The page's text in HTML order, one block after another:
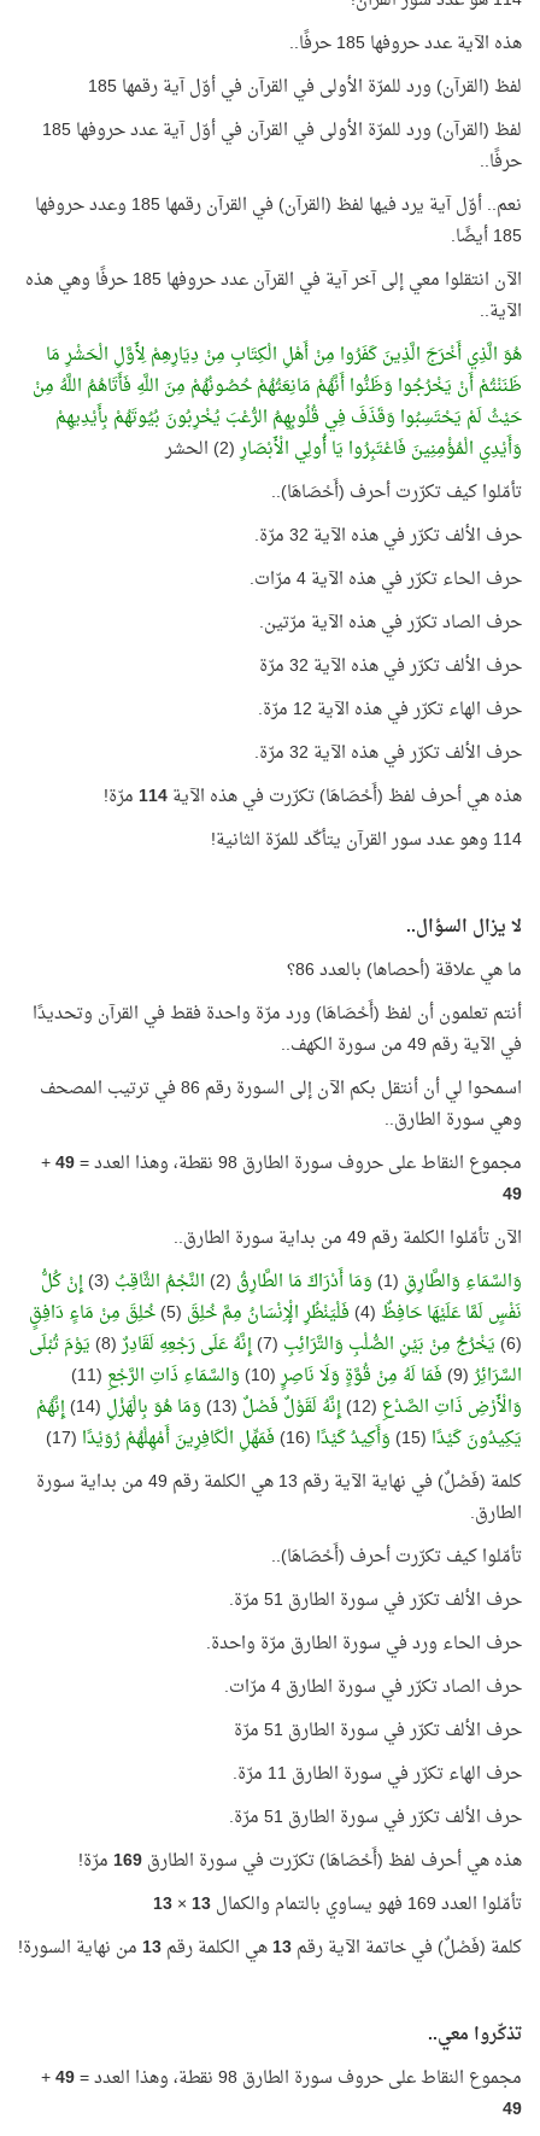
هذه الآية عدد حروفها 185 حرفًا..
لفظ (القرآن) ورد للمرّة الأولى في القرآن في أوّل آية رقمها 185
لفظ (القرآن) ورد للمرّة الأولى في القرآن في أوّل آية عدد حروفها 185
حرفًا..
نعم.. أوّل آية يرد فيها لفظ (القرآن) في القرآن رقمها 185 وعدد حروفها
185 أيضًا.
الآن انتقلوا معي إلى آخر آية في القرآن عدد حروفها 185 حرفًا وهي هذه
الآية..
هُوَ الَّذِي أَخْرَجَ الَّذِينَ كَفَرُوا مِنْ أَهْلِ الْكِتَابِ مِنْ دِيَارِهِمْ لِأَوَّلِ الْحَشْرِ مَا
ظَنَنْتُمْ أَنْ يَخْرُجُوا وَظَنُّوا أَنَّهُمْ مَانِعَتُهُمْ حُصُونُهُمْ مِنَ اللَّهِ فَأَتَاهُمُ اللَّهُ مِنْ
حَيْثُ لَمْ يَحْتَسِبُوا وَقَذَفَ فِي قُلُوبِهِمُ الرُّعْبَ يُخْرِبُونَ بُيُوتَهُمْ بِأَيْدِيهِمْ
وَأَيْدِي الْمُؤْمِنِينَ فَاعْتَبِرُوا يَا أُولِي الْأَبْصَارِ(2) الحشر
تأمّلوا كيف تكرّرت أحرف (أَحْصَاهَا)..
حرف الألف تكرّر في هذه الآية 32 مرّة.
حرف الحاء تكرّر في هذه الآية 4 مرّات.
حرف الصاد تكرّر في هذه الآية مرّتين.
حرف الألف تكرّر في هذه الآية 32 مرّة
حرف الهاء تكرّر في هذه الآية 12 مرّة.
حرف الألف تكرّر في هذه الآية 32 مرّة.
هذه هي أحرف لفظ (أَحْصَاهَا) تكرّرت في هذه الآية114مرّة!
114 وهو عدد سور القرآن يتأكّد للمرّة الثانية!
لا يزال السؤال..
ما هي علاقة (أحصاها) بالعدد 86؟
أنتم تعلمون أن لفظ (أَحْصَاهَا) ورد مرّة واحدة فقط في القرآن وتحديدًا
في الآية رقم 49 من سورة الكهف..
اسمحوا لي أن أنتقل بكم الآن إلى السورة رقم 86 في ترتيب المصحف
وهي سورة الطارق..
مجموع النقاط على حروف سورة الطارق 98 نقطة، وهذا العدد =
49
+
49
الآن تأمّلوا الكلمة رقم 49 من بداية سورة الطارق..
وَالسَّمَاءِ وَالطَّارِقِ (1) وَمَا أَدْرَاكَ مَا الطَّارِقُ (2) النَّجْمُ الثَّاقِبُ (3)
إِنْ كُلُّ
نَفْسٍ لَمَّا عَلَيْهَا حَافِظٌ(4) فَلْيَنْظُرِ الْإِنْسَانُ مِمَّ خُلِقَ (5)
خُلِقَ مِنْ مَاءٍ دَافِقٍ
(6)
يَخْرُجُ مِنْ بَيْنِ الصُّلْبِ وَالتَّرَائِبِ (7) إِنَّهُ عَلَى رَجْعِهِ لَقَادِرٌ(8)
يَوْمَ تُبْلَى
السَّرَائِرُ(9) فَمَا لَهُ مِنْ قُوَّةٍ وَلَا نَاصِرٍ(10) وَالسَّمَاءِ ذَاتِ الرَّجْعِ (11)
وَالْأَرْضِ ذَاتِ الصَّدْعِ (12) إِنَّهُ لَقَوْلٌ فَصْلٌ (13) وَمَا هُوَ بِالْهَزْلِ (14)
إِنَّهُمْ
يَكِيدُونَ كَيْدًا (15) وَأَكِيدُ كَيْدًا (16) فَمَهِّلِ الْكَافِرِينَ أَمْهِلْهُمْ رُوَيْدًا (17)
كلمة (فَصْلٌ) في نهاية الآية رقم 13 هي الكلمة رقم 49 من بداية سورة
الطارق.
تأمّلوا كيف تكرّرت أحرف (أَحْصَاهَا)..
حرف الألف تكرّر في سورة الطارق 51 مرّة.
حرف الحاء ورد في سورة الطارق مرّة واحدة.
حرف الصاد تكرّر في سورة الطارق 4 مرّات.
حرف الألف تكرّر في سورة الطارق 51 مرّة
حرف الهاء تكرّر في سورة الطارق 11 مرّة.
حرف الألف تكرّر في سورة الطارق 51 مرّة.
هذه هي أحرف لفظ (أَحْصَاهَا) تكرّرت في سورة الطارق169مرّة!
تأمّلوا العدد 169 فهو يساوي بالتمام والكمال
13
×
13
كلمة (فَصْلٌ) في خاتمة الآية رقم13هي الكلمة رقم13من نهاية السورة!
تذكّروا معي..
مجموع النقاط على حروف سورة الطارق 98 نقطة، وهذا العدد =
49
+
49